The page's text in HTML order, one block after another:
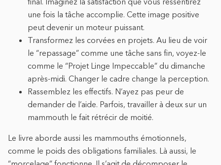
une fois la tâche accomplie. Cette image positive
peut devenir un moteur puissant.
Transformez les corvées en projets. Au lieu de voir
le “repassage” comme une tâche sans fin, voyez-le
comme le “Projet Linge Impeccable” du dimanche
après-midi. Changer le cadre change la perception.
Rassemblez les effectifs. N’ayez pas peur de
demander de l’aide. Parfois, travailler à deux sur un
mammouth le fait rétrécir de moitié.
Le livre aborde aussi les mammouths émotionnels,
comme le poids des obligations familiales. Là aussi, le